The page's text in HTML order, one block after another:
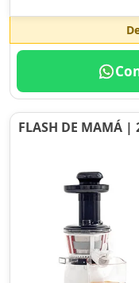
FLASH DE MAMÁ |